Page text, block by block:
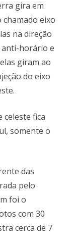
gira em
eixo
na direção
anti-horário e
giram ao
do eixo
fica
somente o
das
pelo
foi o
com 30
cerca de 7